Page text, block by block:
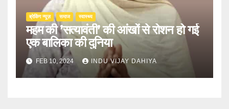
ब्रेकिंग न्यूज़ समाज स्वास्थ्य
महम की ’सत्यावंती’ की आंखों से रोशन हो गई
एक बालिका की दुनिया
FEB 10, 2024 INDU VIJAY DAHIYA